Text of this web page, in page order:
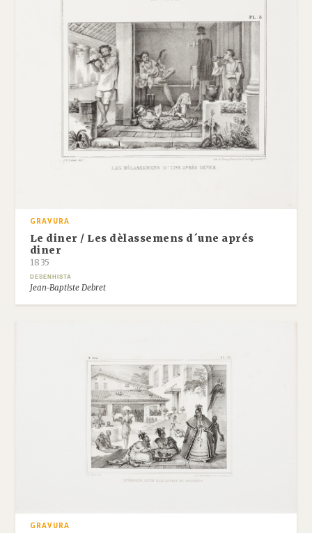
GRAVURA
Le diner / Les dèlassemens d´une aprés
diner
1835
DESENHISTA
Jean-Baptiste Debret
GRAVURA